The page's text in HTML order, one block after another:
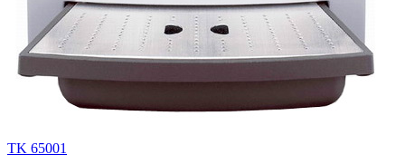
TK 65001